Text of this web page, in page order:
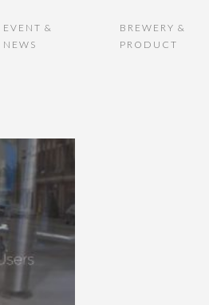
EVENT &
NEWS
BREWERY &
PRODUCT